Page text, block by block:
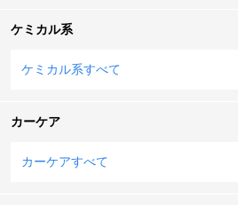
ケミカル系
ケミカル系すべて
カーケア
カーケアすべて